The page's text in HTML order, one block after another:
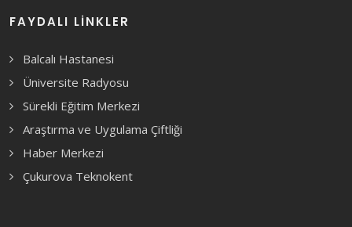
FAYDALI LINKLER
Balcalı Hastanesi
Üniversite Radyosu
Sürekli Eğitim Merkezi
Araştırma ve Uygulama Çiftliği
Haber Merkezi
Çukurova Teknokent